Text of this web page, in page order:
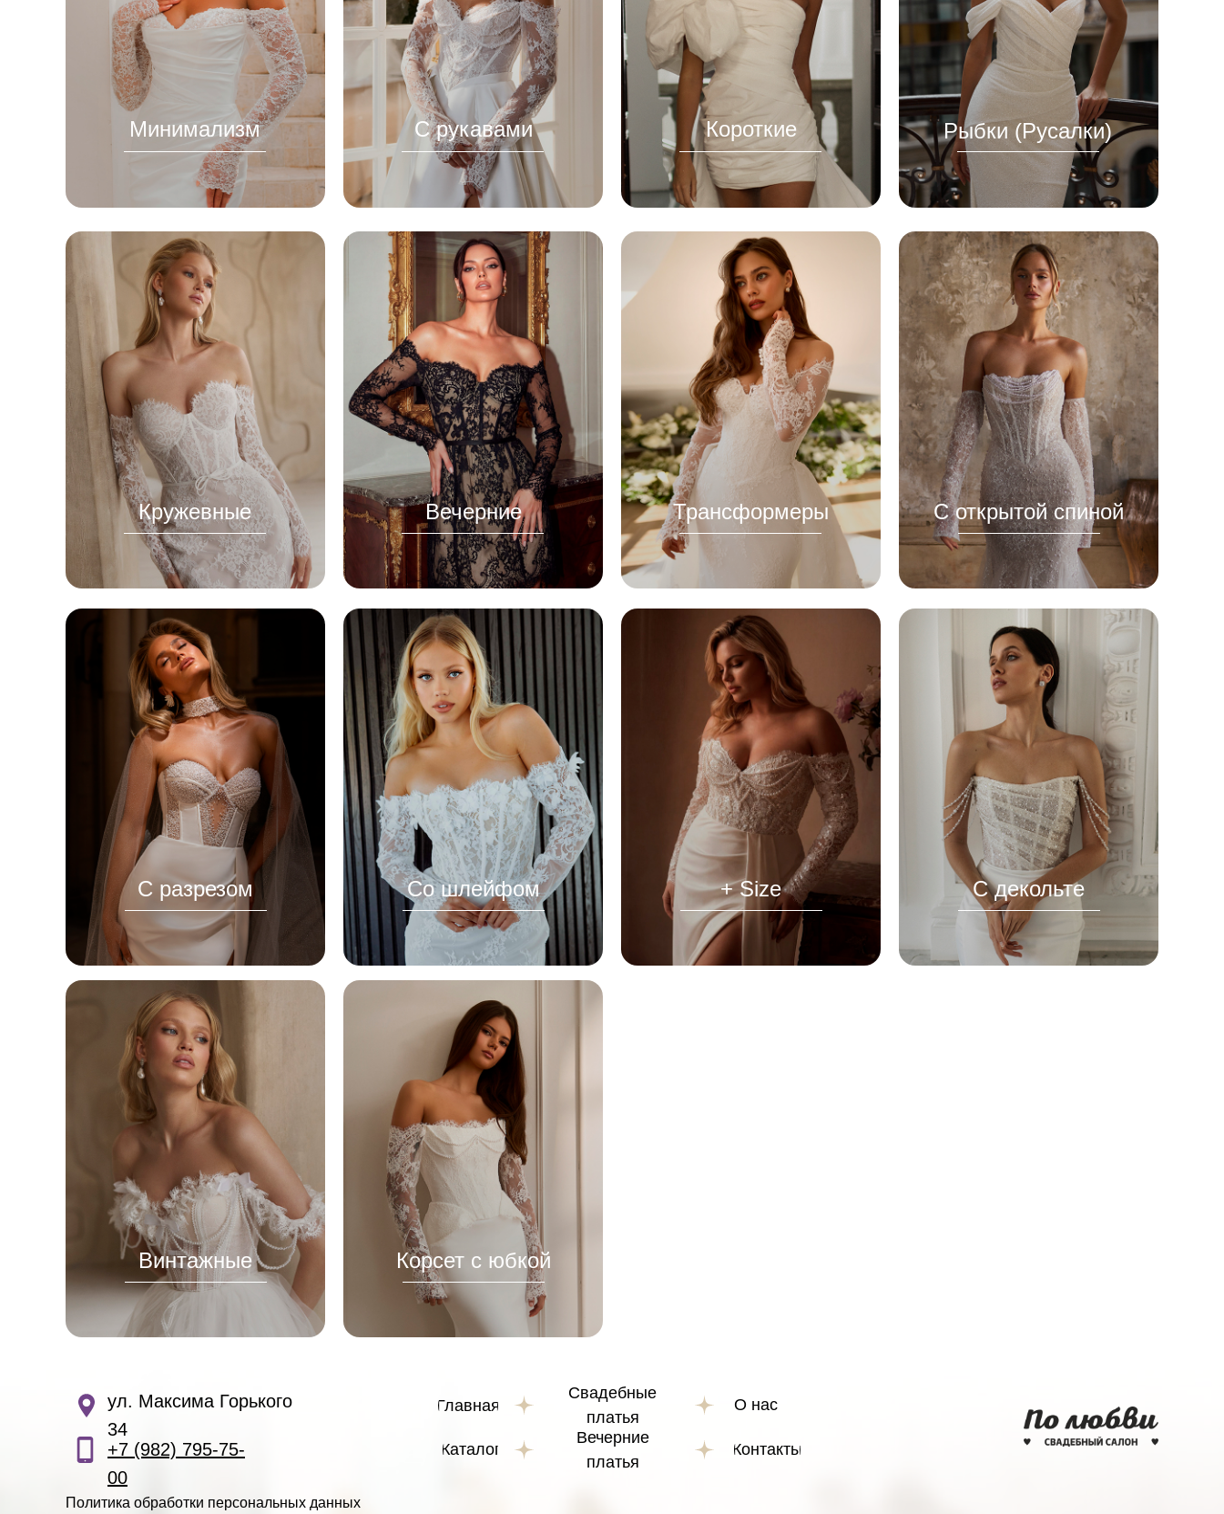
Винтажные
Со шлейфом
С разрезом
Корсет с юбкой
+ Size С декольте
Трансформеры
Вечерние
Кружевные С открытой спиной
Рыбки (Русалки)
Короткие
С рукавами
Минимализм
ул. Максима Горького
34
Политика обработки персональных данных
Главная
Каталог
О нас
Контакты
Свадебные платья
Вечерние платья
+7 (982) 795-75-
00
Контакты
О нас
Каталог
Вечерние
платья
Свадебные
платья
Главная